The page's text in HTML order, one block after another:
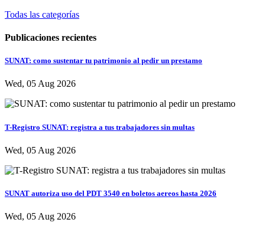
Todas las categorías
Publicaciones recientes
SUNAT: como sustentar tu patrimonio al pedir un prestamo
Wed, 05 Aug 2026
T-Registro SUNAT: registra a tus trabajadores sin multas
Wed, 05 Aug 2026
SUNAT autoriza uso del PDT 3540 en boletos aereos hasta 2026
Wed, 05 Aug 2026